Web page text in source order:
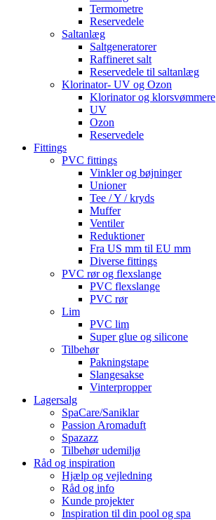
Termometre
Reservedele
Saltanlæg
Saltgeneratorer
Raffineret salt
Reservedele til saltanlæg
Klorinator- UV og Ozon
Klorinator og klorsvømmere
UV
Ozon
Reservedele
Fittings
PVC fittings
Vinkler og bøjninger
Unioner
Tee / Y / kryds
Muffer
Ventiler
Reduktioner
Fra US mm til EU mm
Diverse fittings
PVC rør og flexslange
PVC flexslange
PVC rør
Lim
PVC lim
Super glue og silicone
Tilbehør
Pakningstape
Slangesakse
Vinterpropper
Lagersalg
SpaCare/Saniklar
Passion Aromaduft
Spazazz
Tilbehør udemiljø
Råd og inspiration
Hjælp og vejledning
Råd og info
Kunde projekter
Inspiration til din pool og spa